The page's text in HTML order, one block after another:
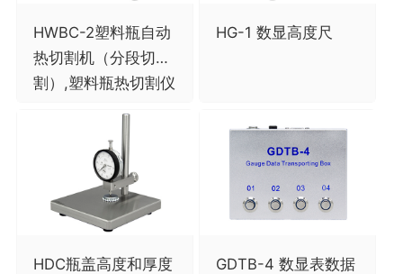
HWBC-2塑料瓶自动
热切割机（分段切
割）,塑料瓶热切割仪
HG-1 数显高度尺
HDC瓶盖高度和厚度
GDTB-4 数显表数据